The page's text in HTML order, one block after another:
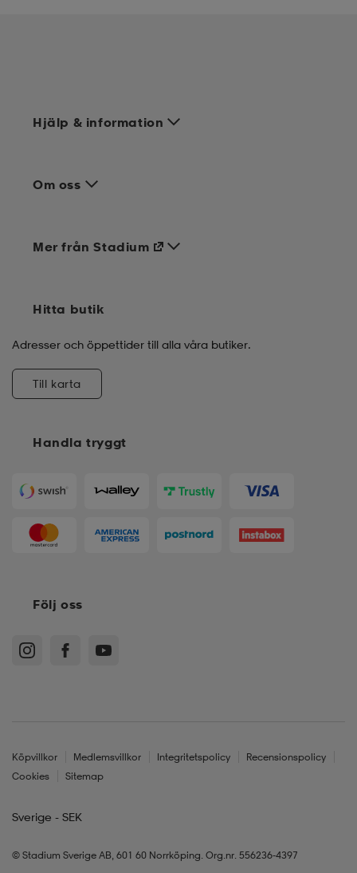
Hjälp & information
Om oss
Handla tryggt
Mer från Stadium
Hitta butik
Adresser och öppettider till alla våra butiker.
Till karta
Följ oss
Köpvillkor Medlemsvillkor Integritetspolicy
Recensionspolicy
Cookies
Sitemap
Sverige - SEK
© Stadium Sverige AB, 601 60 Norrköping. Org.nr. 556236-4397